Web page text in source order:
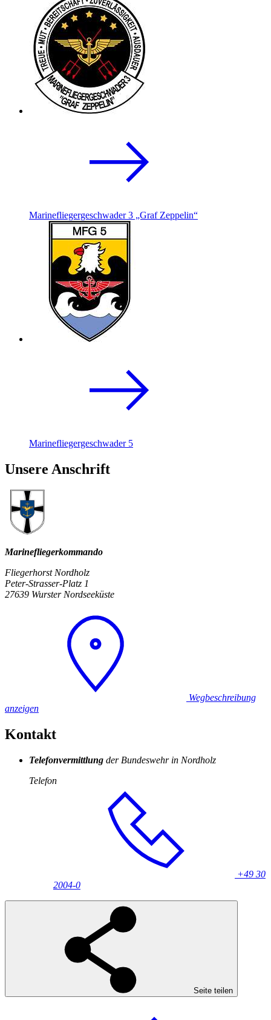
Marinefliegergeschwader 3 „Graf Zeppelin“
Marinefliegergeschwader 5
Unsere Anschrift
Marinefliegerkommando
Fliegerhorst Nordholz
Peter-Strasser-Platz 1
27639 Wurster Nordseeküste
Wegbeschreibung
anzeigen
Kontakt
Telefonvermittlung der Bundeswehr in Nordholz
Telefon
+49 30
2004-0
Seite teilen